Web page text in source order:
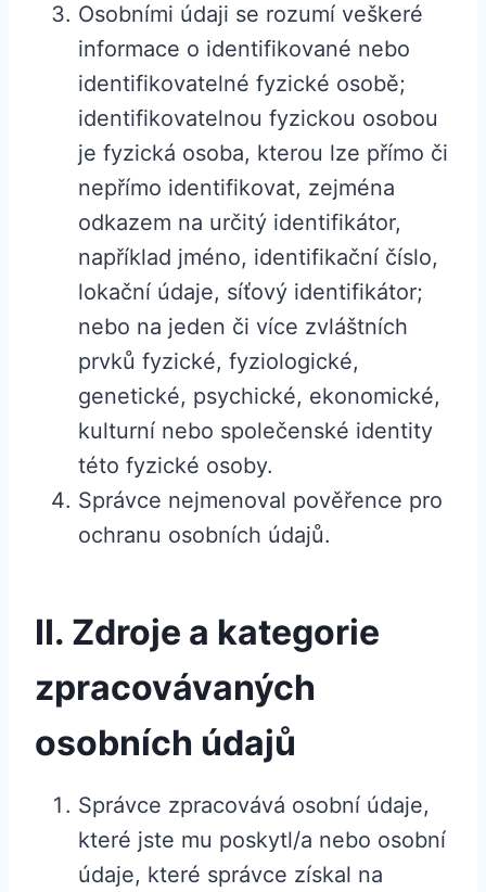
Osobními údaji se rozumí veškeré
informace o identifikované nebo
identifikovatelné fyzické osobě;
identifikovatelnou fyzickou osobou
je fyzická osoba, kterou lze přímo či
nepřímo identifikovat, zejména
odkazem na určitý identifikátor,
například jméno, identifikační číslo,
lokační údaje, síťový identifikátor;
nebo na jeden či více zvláštních
prvků fyzické, fyziologické,
genetické, psychické, ekonomické,
kulturní nebo společenské identity
této fyzické osoby.
Správce nejmenoval pověřence pro
ochranu osobních údajů.
II. Zdroje a kategorie
zpracovávaných
osobních údajů
Správce zpracovává osobní údaje,
které jste mu poskytl/a nebo osobní
údaje, které správce získal na